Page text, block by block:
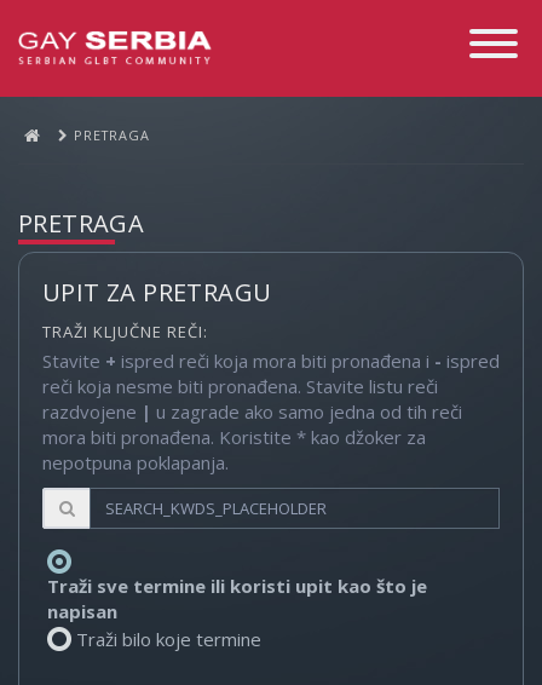
Toggle
PRETRAGA
PRETRAGA
UPIT ZA PRETRAGU
TRAŽI KLJUČNE REČI:
Stavite + ispred reči koja mora biti pronađena i - ispred
reči koja nesme biti pronađena. Stavite listu reči
razdvojene | u zagrade ako samo jedna od tih reči
mora biti pronađena. Koristite * kao džoker za
nepotpuna poklapanja.
Traži sve termine ili koristi upit kao što je
napisan
Traži bilo koje termine